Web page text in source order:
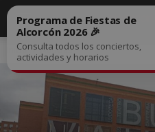
Inicio Noticias
Programa de Fiestas de
Alcorcón 2026 🎉
Consulta todos los conciertos,
actividades y horarios